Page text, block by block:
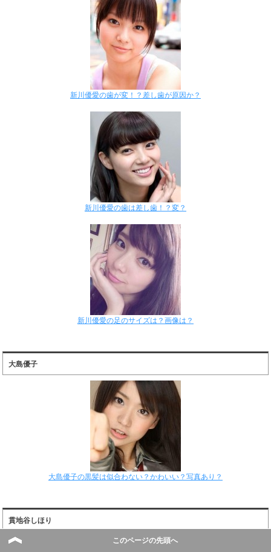
新川優愛の歯が変！？差し歯が原因か？
新川優愛の歯は差し歯！？変？
新川優愛の足のサイズは？画像は？
大島優子
大島優子の黒髪は似合わない？かわいい？写真あり？
貫地谷しほり
このページの先頭へ